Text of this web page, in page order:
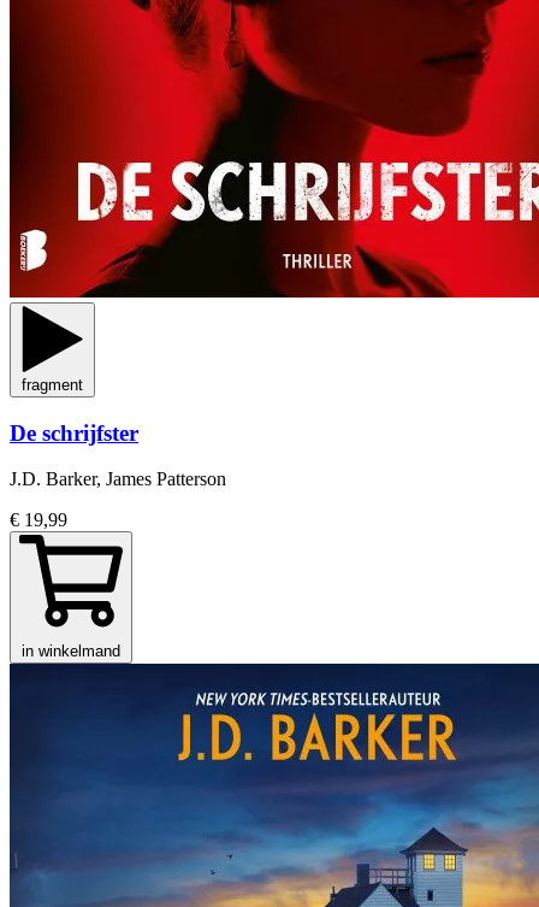
fragment
De schrijfster
J.D. Barker, James Patterson
€ 19,99
in winkelmand